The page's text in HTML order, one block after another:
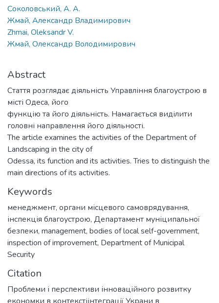
Соколовський, А. А.
Жмай, Александр Владимирович
Zhmai, Oleksandr V.
Жмай, Олександр Володимирович
Abstract
Стаття розглядає діяльність Управління благоустрою в
місті Одеса, його
функцію та його діяльність. Намагається виділити
головні направлення його діяльності.
The article examines the activities of the Department of
Landscaping in the city of
Odessa, its function and its activities. Tries to distinguish the
main directions of its activities.
Keywords
менеджмент, органи місцевого самоврядування,
інспекція благоустрою, Департамент муніципальної
безпеки, management, bodies of local self-government,
inspection of improvement, Department of Municipal
Security
Citation
Проблеми і перспективи інноваційного розвитку